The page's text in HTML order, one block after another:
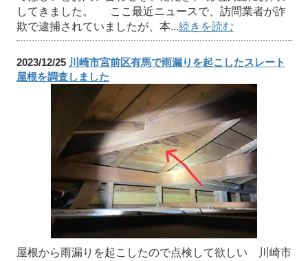
してきました。 ここ最近ニュースで、訪問業者が詐
欺で逮捕されていましたが、本...続きを読む
2023/12/25 川崎市宮前区有馬で雨漏りを起こしたスレート
屋根を調査しました
屋根から雨漏りを起こしたので点検して欲しい 川崎市